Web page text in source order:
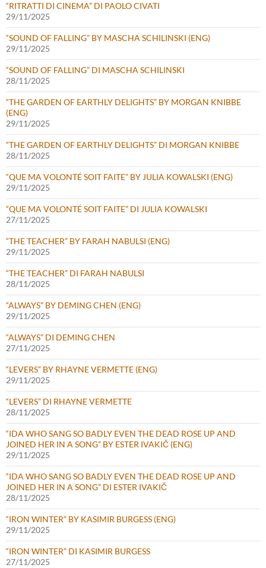
“RITRATTI DI CINEMA” DI PAOLO CIVATI
29/11/2025
“SOUND OF FALLING” BY MASCHA SCHILINSKI (ENG)
29/11/2025
“SOUND OF FALLING” DI MASCHA SCHILINSKI
28/11/2025
“THE GARDEN OF EARTHLY DELIGHTS” BY MORGAN KNIBBE
(ENG)
29/11/2025
“THE GARDEN OF EARTHLY DELIGHTS” DI MORGAN KNIBBE
28/11/2025
“QUE MA VOLONTÉ SOIT FAITE” BY JULIA KOWALSKI (ENG)
29/11/2025
“QUE MA VOLONTÉ SOIT FAITE” DI JULIA KOWALSKI
27/11/2025
“THE TEACHER” BY FARAH NABULSI (ENG)
29/11/2025
“THE TEACHER” DI FARAH NABULSI
28/11/2025
“ALWAYS” BY DEMING CHEN (ENG)
29/11/2025
“ALWAYS” DI DEMING CHEN
27/11/2025
“LEVERS” BY RHAYNE VERMETTE (ENG)
29/11/2025
“LEVERS” DI RHAYNE VERMETTE
28/11/2025
“IDA WHO SANG SO BADLY EVEN THE DEAD ROSE UP AND
JOINED HER IN A SONG” BY ESTER IVAKIČ (ENG)
29/11/2025
“IDA WHO SANG SO BADLY EVEN THE DEAD ROSE UP AND
JOINED HER IN A SONG” DI ESTER IVAKIČ
28/11/2025
“IRON WINTER” BY KASIMIR BURGESS (ENG)
29/11/2025
“IRON WINTER” DI KASIMIR BURGESS
27/11/2025